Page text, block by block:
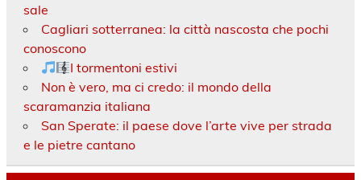
sale
Cagliari sotterranea: la città nascosta che pochi
conoscono
I tormentoni estivi
Non è vero, ma ci credo: il mondo della
scaramanzia italiana
San Sperate: il paese dove l’arte vive per strada
e le pietre cantano